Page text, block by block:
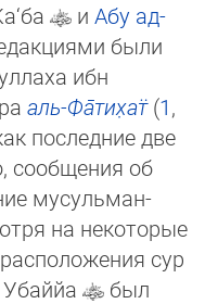
и Абу ад-
были
ибн
аль-Фа̄­ти­х̣ат̈(1,
последние две
сообщения об
мусуль­ман­
на некоторые
сур
был